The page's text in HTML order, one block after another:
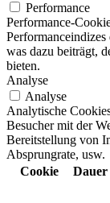
Performance
Performance-
Performanceindizes
was dazu beiträgt,
bieten.
Analyse
Analyse
Analytische
Besucher mit der
Bereitstellung von
Absprungrate, usw.
Cookie
Dauer